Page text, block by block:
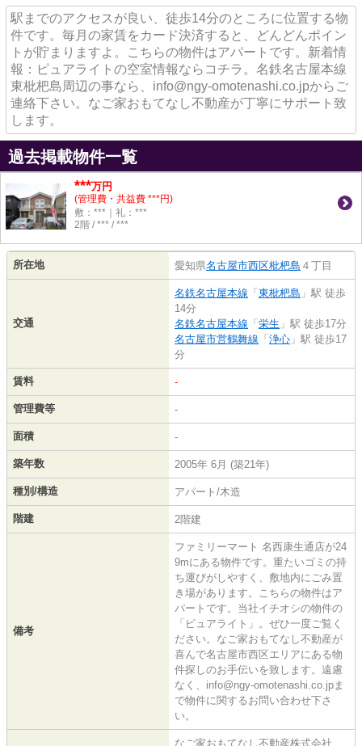
駅までのアクセスが良い、徒歩14分のところに位置する物
件です。毎月の家賃をカード決済すると、どんどんポイン
トが貯まりますよ。こちらの物件はアパートです。新着情
報：ピュアライトの空室情報ならコチラ。名鉄名古屋本線
東枇杷島周辺の事なら、info@ngy-omotenashi.co.jpからご
連絡下さい。なご家おもてなし不動産が丁寧にサポート致
します。
過去掲載物件一覧
***万円
(管理費・共益費 ***円)
敷：***｜礼：***
2階 / *** / ***
所在地 愛知県名古屋市西区枇杷島 ４丁目
交通
名鉄名古屋本線 「 東枇杷島 」駅 徒歩
14分
名鉄名古屋本線 「 栄生 」駅 徒歩17分
名古屋市営鶴舞線 「 浄心 」駅 徒歩17
分
賃料 -
管理費等 -
面積 -
築年数 2005年 6月 (築21年)
種別/構造 アパート/木造
階建 2階建
備考
ファミリーマート 名西康生通店が24
9mにある物件です。重たいゴミの持
ち運びがしやすく、敷地内にごみ置
き場があります。こちらの物件はア
パートです。当社イチオシの物件の
「ピュアライト」。ぜひ一度ご覧く
ださい。なご家おもてなし不動産が
喜んで名古屋市西区エリアにある物
件探しのお手伝いを致します。遠慮
なく、info@ngy-omotenashi.co.jpま
で物件に関するお問い合わせ下さ
い。
なご家おもてなし不動産株式会社